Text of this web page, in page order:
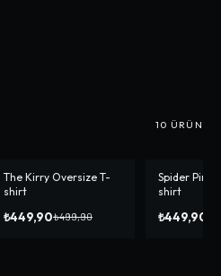
10 ÜRÜN
-%10
The Kirry Oversize T-
shirt
₺449,90₺499,90
-%10
Spider Pink
shirt
₺449,90